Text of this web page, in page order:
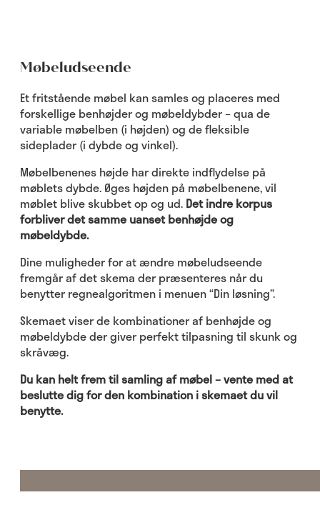
Møbeludseende
Et fritstående møbel kan samles og placeres med
forskellige benhøjder og møbeldybder – qua de
variable møbelben (i højden) og de fleksible
sideplader (i dybde og vinkel).
Møbelbenenes højde har direkte indflydelse på
møblets dybde. Øges højden på møbelbenene, vil
møblet blive skubbet op og ud. Det indre korpus
forbliver det samme uanset benhøjde og
møbeldybde.
Dine muligheder for at ændre møbeludseende
fremgår af det skema der præsenteres når du
benytter regnealgoritmen i menuen “Din løsning”.
Skemaet viser de kombinationer af benhøjde og
møbeldybde der giver perfekt tilpasning til skunk og
skråvæg.
Du kan helt frem til samling af møbel – vente med at
beslutte dig for den kombination i skemaet du vil
benytte.